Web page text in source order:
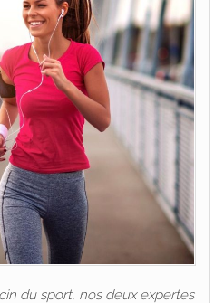
du sport, nos deux expertes